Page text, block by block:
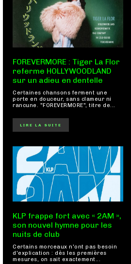
FOREVERMORE : Tiger La Flor
referme HOLLYWOODLAND
sur un adieu en dentelle
Certaines chansons ferment une
porte en douceur, sans clameur ni
rancune. "FOREVERMORE", titre de...
LIRE LA SUITE
KLP frappe fort avec « 2AM »,
son nouvel hymne pour les
nuits de club
Certains morceaux n'ont pas besoin
d'explication : dès les premières
mesures, on sait exactement...